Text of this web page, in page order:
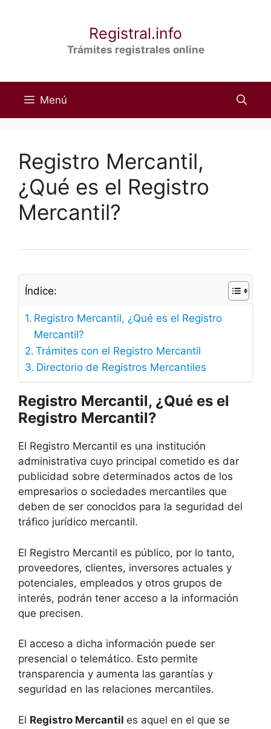
Registral.info
Trámites registrales online
Menú
Registro Mercantil,
¿Qué es el Registro
Mercantil?
Índice:
Registro Mercantil, ¿Qué es el Registro
Mercantil?
Trámites con el Registro Mercantil
Directorio de Registros Mercantiles
Registro Mercantil, ¿Qué es el
Registro Mercantil?
El Registro Mercantil es una institución
administrativa cuyo principal cometido es dar
publicidad sobre determinados actos de los
empresarios o sociedades mercantiles que
deben de ser conocidos para la seguridad del
tráfico jurídico mercantil.
El Registro Mercantil es público, por lo tanto,
proveedores, clientes, inversores actuales y
potenciales, empleados y otros grupos de
interés, podrán tener acceso a la información
que precisen.
El acceso a dicha información puede ser
presencial o telemático. Esto permite
transparencia y aumenta las garantías y
seguridad en las relaciones mercantiles.
El Registro Mercantil es aquel en el que se